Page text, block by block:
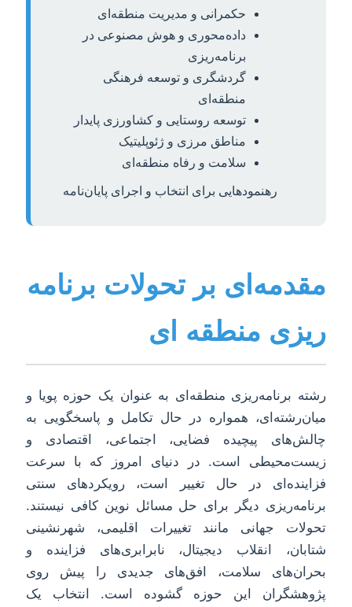
حکمرانی و مدیریت منطقه‌ای
داده‌محوری و هوش مصنوعی در
برنامه‌ریزی
گردشگری و توسعه فرهنگی
منطقه‌ای
توسعه روستایی و کشاورزی پایدار
مناطق مرزی و ژئوپلیتیک
سلامت و رفاه منطقه‌ای
رهنمودهایی برای انتخاب و اجرای پایان‌نامه
مقدمه‌ای بر تحولات برنامه
ریزی منطقه ای
رشته برنامه‌ریزی منطقه‌ای به عنوان یک حوزه پویا و
میان‌رشته‌ای، همواره در حال تکامل و پاسخگویی به
چالش‌های پیچیده فضایی، اجتماعی، اقتصادی و
زیست‌محیطی است. در دنیای امروز که با سرعت
فزاینده‌ای در حال تغییر است، رویکردهای سنتی
برنامه‌ریزی دیگر برای حل مسائل نوین کافی نیستند.
تحولات جهانی مانند تغییرات اقلیمی، شهرنشینی
شتابان، انقلاب دیجیتال، نابرابری‌های فزاینده و
بحران‌های سلامت، افق‌های جدیدی را پیش روی
پژوهشگران این حوزه گشوده است. انتخاب یک